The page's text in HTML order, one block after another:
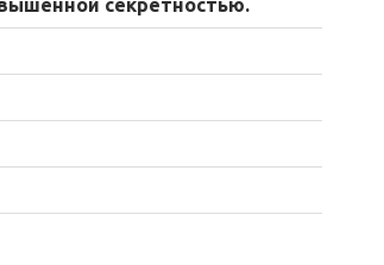
секретностью.